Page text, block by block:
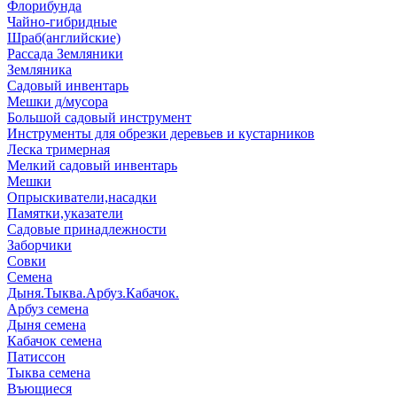
Флорибунда
Чайно-гибридные
Шраб(английские)
Рассада Земляники
Земляника
Садовый инвентарь
Мешки д/мусора
Большой садовый инструмент
Инструменты для обрезки деревьев и кустарников
Леска тримерная
Мелкий садовый инвентарь
Мешки
Опрыскиватели,насадки
Памятки,указатели
Садовые принадлежности
Заборчики
Совки
Семена
Дыня.Тыква.Арбуз.Кабачок.
Арбуз семена
Дыня семена
Кабачок семена
Патиссон
Тыква семена
Въющиеся